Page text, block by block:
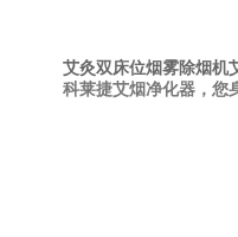
艾灸双床位烟雾除烟机
科莱捷艾烟净化器，您